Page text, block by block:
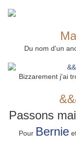
Du nom d'un
Bizzarement j'ai
Passons
Pour Bernie